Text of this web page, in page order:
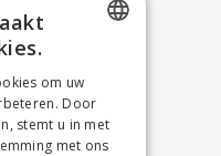
FRENCH
om uw
Door
stemt u in met
met ons